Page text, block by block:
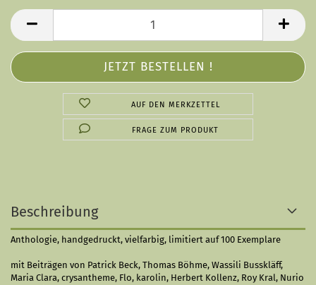
AUF DEN MERKZETTEL
FRAGE ZUM PRODUKT
Beschreibung
Anthologie, handgedruckt, vielfarbig, limitiert auf 100 Exemplare
mit Beiträgen von Patrick Beck, Thomas Böhme, Wassili Busskläff,
Maria Clara, crysantheme, Flo, karolin, Herbert Kollenz, Roy Kral, Nurio